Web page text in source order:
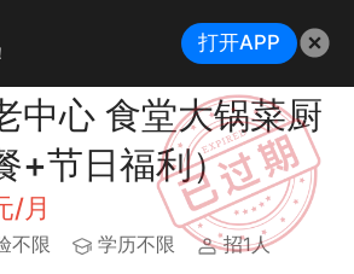
中心 食堂大锅菜厨
+节日福利）
/月
不限 学历不限 招1人
打开APP